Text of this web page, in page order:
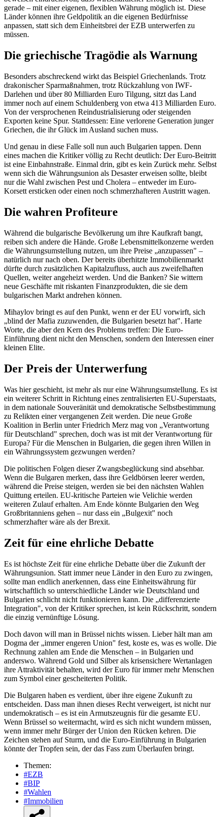
gerade – mit einer eigenen, flexiblen Währung möglich ist. Diese
Länder können ihre Geldpolitik an die eigenen Bedürfnisse
anpassen, statt sich dem Einheitsbrei der EZB unterwerfen zu
müssen.
Die griechische Tragödie als Warnung
Besonders abschreckend wirkt das Beispiel Griechenlands. Trotz
drakonischer Sparmaßnahmen, trotz Rückzahlung von IWF-
Darlehen und über 80 Milliarden Euro Tilgung, sitzt das Land
immer noch auf einem Schuldenberg von etwa 413 Milliarden Euro.
Von der versprochenen Reindustrialisierung oder steigenden
Exporten keine Spur. Stattdessen: Eine verlorene Generation junger
Griechen, die ihr Glück im Ausland suchen muss.
Und genau in diese Falle soll nun auch Bulgarien tappen. Denn
eines machen die Kritiker völlig zu Recht deutlich: Der Euro-Beitritt
ist eine Einbahnstraße. Einmal drin, gibt es kein Zurück mehr. Selbst
wenn sich die Währungsunion als Desaster erweisen sollte, bleibt
nur die Wahl zwischen Pest und Cholera – entweder im Euro-
Korsett ersticken oder einen noch schmerzhafteren Austritt wagen.
Die wahren Profiteure
Während die bulgarische Bevölkerung um ihre Kaufkraft bangt,
reiben sich andere die Hände. Große Lebensmittelkonzerne werden
die Währungsumstellung nutzen, um ihre Preise „anzupassen" –
natürlich nur nach oben. Der bereits überhitzte Immobilienmarkt
dürfte durch zusätzlichen Kapitalzufluss, auch aus zweifelhaften
Quellen, weiter angeheizt werden. Und die Banken? Sie wittern
neue Geschäfte mit riskanten Finanzprodukten, die sie dem
bulgarischen Markt andrehen können.
Mihaylov bringt es auf den Punkt, wenn er der EU vorwirft, sich
„blind der Mafia zuzuwenden, die Bulgarien besetzt hat". Harte
Worte, die aber den Kern des Problems treffen: Die Euro-
Einführung dient nicht den Menschen, sondern den Interessen einer
kleinen Elite.
Der Preis der Unterwerfung
Was hier geschieht, ist mehr als nur eine Währungsumstellung. Es ist
ein weiterer Schritt in Richtung eines zentralisierten EU-Superstaats,
in dem nationale Souveränität und demokratische Selbstbestimmung
zu Relikten einer vergangenen Zeit werden. Die neue Große
Koalition in Berlin unter Friedrich Merz mag von „Verantwortung
für Deutschland" sprechen, doch was ist mit der Verantwortung für
Europa? Für die Menschen in Bulgarien, die gegen ihren Willen in
ein Währungssystem gezwungen werden?
Die politischen Folgen dieser Zwangsbeglückung sind absehbar.
Wenn die Bulgaren merken, dass ihre Geldbörsen leerer werden,
während die Preise steigen, werden sie bei den nächsten Wahlen
Quittung erteilen. EU-kritische Parteien wie Velichie werden
weiteren Zulauf erhalten. Am Ende könnte Bulgarien den Weg
Großbritanniens gehen – nur dass ein „Bulgexit" noch
schmerzhafter wäre als der Brexit.
Zeit für eine ehrliche Debatte
Es ist höchste Zeit für eine ehrliche Debatte über die Zukunft der
Währungsunion. Statt immer neue Länder in den Euro zu zwingen,
sollte man endlich anerkennen, dass eine Einheitswährung für
wirtschaftlich so unterschiedliche Länder wie Deutschland und
Bulgarien schlicht nicht funktionieren kann. Die „differenzierte
Integration", von der Kritiker sprechen, ist kein Rückschritt, sondern
die einzig vernünftige Lösung.
Doch davon will man in Brüssel nichts wissen. Lieber hält man am
Dogma der „immer engeren Union" fest, koste es, was es wolle. Die
Rechnung zahlen am Ende die Menschen – in Bulgarien und
anderswo. Während Gold und Silber als krisensichere Wertanlagen
ihre Attraktivität behalten, wird der Euro für immer mehr Menschen
zum Symbol einer gescheiterten Politik.
Die Bulgaren haben es verdient, über ihre eigene Zukunft zu
entscheiden. Dass man ihnen dieses Recht verweigert, ist nicht nur
undemokratisch – es ist ein Armutszeugnis für die gesamte EU.
Wenn Brüssel so weitermacht, wird es sich nicht wundern müssen,
wenn immer mehr Bürger der Union den Rücken kehren. Die
Zeichen stehen auf Sturm, und die Euro-Einführung in Bulgarien
könnte der Tropfen sein, der das Fass zum Überlaufen bringt.
Themen:
#EZB
#BIP
#Wahlen
#Immobilien